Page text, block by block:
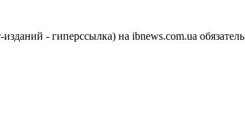
- гиперссылка) на ibnews.com.ua